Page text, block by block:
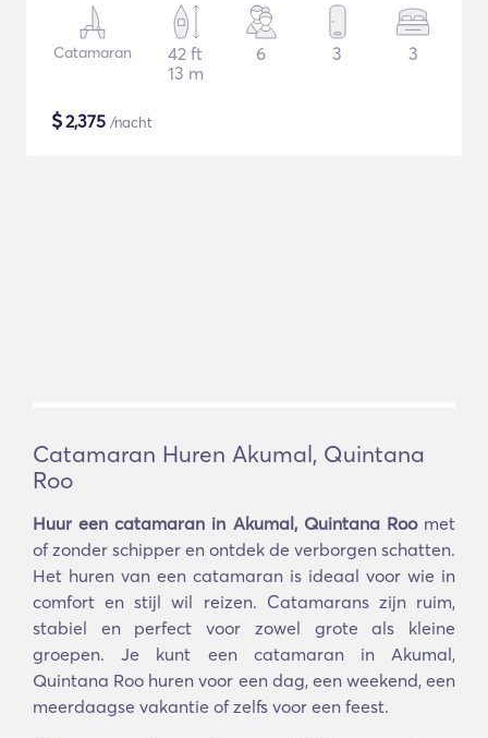
Catamaran
42 ft
13 m
6 3 3
$2,375 /nacht
Catamaran Huren Akumal, Quintana
Roo
Huur een catamaran in Akumal, Quintana Roomet
of zonder schipper en ontdek de verborgen schatten.
Het huren van een catamaran is ideaal voor wie in
comfort en stijl wil reizen. Catamarans zijn ruim,
stabiel en perfect voor zowel grote als kleine
groepen. Je kunt een catamaran in Akumal,
Quintana Roo huren voor een dag, een weekend, een
meerdaagse vakantie of zelfs voor een feest.